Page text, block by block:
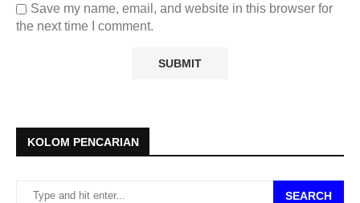
Save my name, email, and website in this browser for
the next time I comment.
KOLOM PENCARIAN
SEARCH